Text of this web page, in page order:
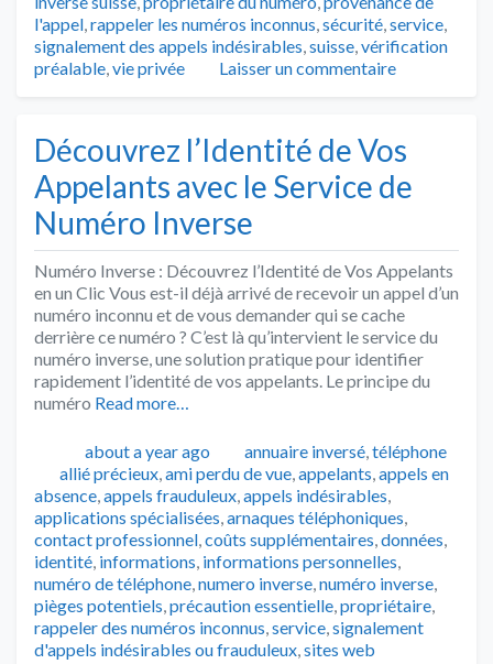
l'appel,rappeler les numéros inconnus,sécurité,service,
signalement des appels indésirables,suisse,vérification
préalable,vie privée Laisser un commentaire
Découvrez l’Identité de Vos
Appelants avec le Service de
Numéro Inverse
Numéro Inverse : Découvrez l’Identité de Vos Appelants
en un Clic Vous est-il déjà arrivé de recevoir un appel d’un
numéro inconnu et de vous demander qui se cache
derrière ce numéro ? C’est là qu’intervient le service du
numéro inverse, une solution pratique pour identifier
rapidement l’identité de vos appelants. Le principe du
numéro Read more…
Publié
about a year ago Catégories
annuaire inversé,téléphone
Tags
allié précieux,ami perdu de vue,appelants,appels en
absence,appels frauduleux,appels indésirables,
applications spécialisées,arnaques téléphoniques,
contact professionnel,coûts supplémentaires,données,
identité, informations, informations personnelles,
numéro de téléphone,numero inverse,numéro inverse,
pièges potentiels,précaution essentielle,propriétaire,
rappeler des numéros inconnus,service,signalement
d'appels indésirables ou frauduleux,sites web